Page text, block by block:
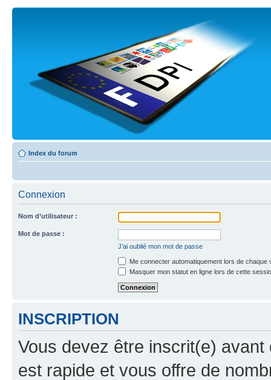
Index du forum
Connexion
Nom d’utilisateur :
Mot de passe :
J’ai oublié mon mot de passe
Me connecter automatiquement lors de chaque
Masquer mon statut en ligne lors de cette
INSCRIPTION
Vous devez être inscrit(e) avant
est rapide et vous offre de